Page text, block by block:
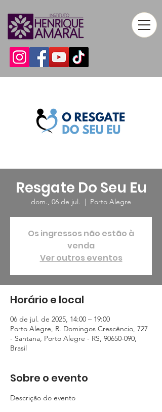
Resgate Do Seu Eu
dom., 06 de jul.
  |
Porto Alegre
Os ingressos não estão à
venda
Ver outros eventos
Horário e local
06 de jul. de 2025, 14:00 – 19:00
Porto Alegre, R. Domingos Crescêncio, 727
- Santana, Porto Alegre - RS, 90650-090,
Brasil
Sobre o evento
Descrição do evento